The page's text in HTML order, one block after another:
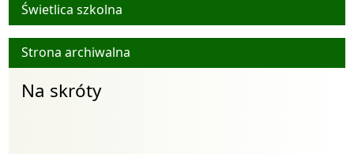
Świetlica szkolna
Archiwum
Strona archiwalna
Na skróty